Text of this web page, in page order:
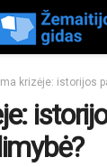
krizėje: istorijos